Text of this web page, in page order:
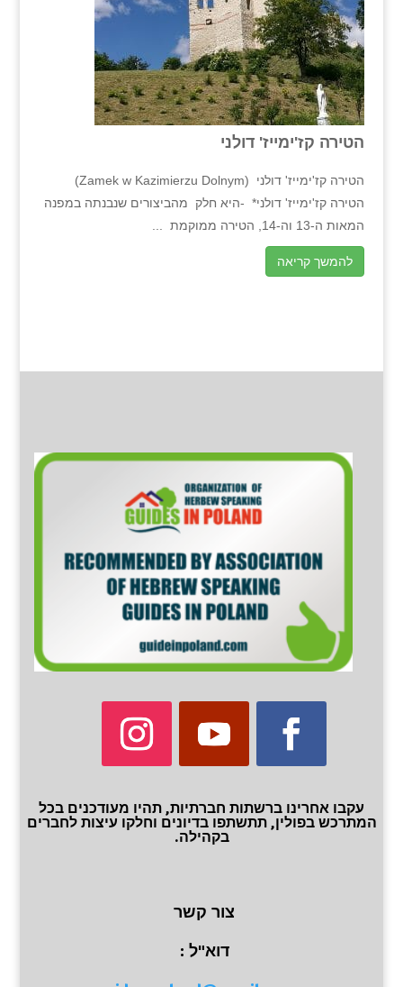
הטירה קז'ימייז' דולני
הטירה קז'ימייז' דולני (Zamek w Kazimierzu Dolnym)
הטירה קז'ימייז' דולני* -היא חלק מהביצורים שנבנתה במפנה
המאות ה-13 וה-14, הטירה ממוקמת ...
להמשך קריאה
עקבו אחרינו ברשתות חברתיות, תהיו מעודכנים בכל
המתרכש בפולין, תתשתפו בדיונים וחלקו עיצות לחברים
בקהילה.
צור קשר
דוא"ל :